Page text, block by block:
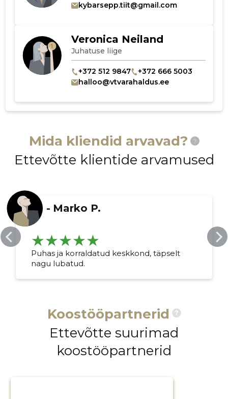
kybarsepp.tiit@gmail.com
Veronica Neiland
Juhatuse liige
+372 512 9847
+372 666 5003
halloo@vtvarahaldus.ee
Mida kliendid arvavad? ?
Ettevõtte klientide arvamused
- Marko P.
Puhas ja korraldatud keskkond, täpselt
nagu lubatud.
Koostööpartnerid ?
Ettevõtte suurimad
koostööpartnerid